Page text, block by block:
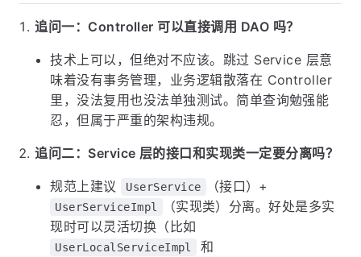
追问一：Controller 可以直接调用 DAO 吗？
技术上可以，但绝对不应该。跳过 Service 层意
味着没有事务管理，业务逻辑散落在 Controller
里，没法复用也没法单独测试。简单查询勉强能
忍，但属于严重的架构违规。
追问二：Service 层的接口和实现类一定要分离吗？
规范上建议 UserService （接口）+
UserServiceImpl
（实现类）分离。好处是多实
现时可以灵活切换（比如
UserLocalServiceImpl 和